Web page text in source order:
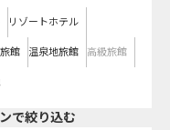
リゾートホテル
館 温泉地旅館 高級旅館
で絞り込む